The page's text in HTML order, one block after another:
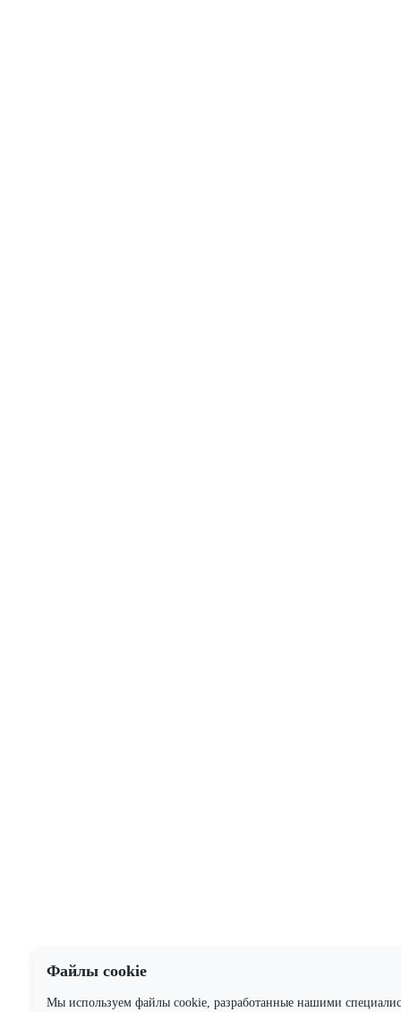
Файлы cookie
Мы используем файлы cookie, разработанные нашими